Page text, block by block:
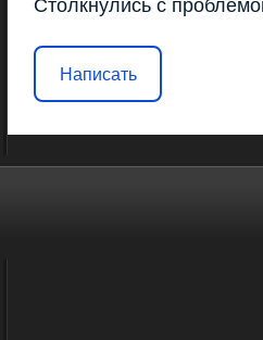
Столкнулись с
Написать